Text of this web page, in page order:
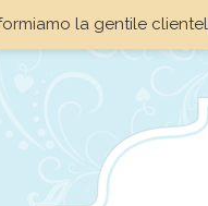
la gentile